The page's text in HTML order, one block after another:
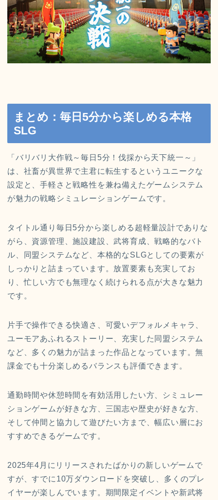
まとめ：毎日5分から楽しめる本格
SLG
「バリバリ大作戦～毎日5分！伐採から天下統一～」
は、社畜が異世界で主君に転生するというユニークな
設定と、手軽さと戦略性を兼ね備えたゲームシステム
が魅力の戦略シミュレーションゲームです。
タイトル通り毎日5分から楽しめる超軽量設計でありな
がら、資源管理、施設建設、武将育成、戦略的なバト
ル、同盟システムなど、本格的なSLGとしての要素が
しっかりと詰まっています。放置要素も充実してお
り、忙しい方でも無理なく続けられる点が大きな魅力
です。
片手で操作できる快適さ、可愛いデフォルメキャラ、
ユーモアあふれるストーリー、充実した同盟システム
など、多くの魅力が詰まった作品となっています。無
課金でも十分楽しめるバランスも評価できます。
通勤時間や休憩時間を有効活用したい方、シミュレー
ションゲームが好きな方、三国志や歴史が好きな方、
そして仲間と協力して遊びたい方まで、幅広い層にお
すすめできるゲームです。
2025年4月にリリースされたばかりの新しいゲームで
すが、すでに10万ダウンロードを突破し、多くのプレ
イヤーが楽しんでいます。期間限定イベントや新武将